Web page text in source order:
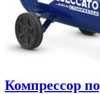
Компрессор